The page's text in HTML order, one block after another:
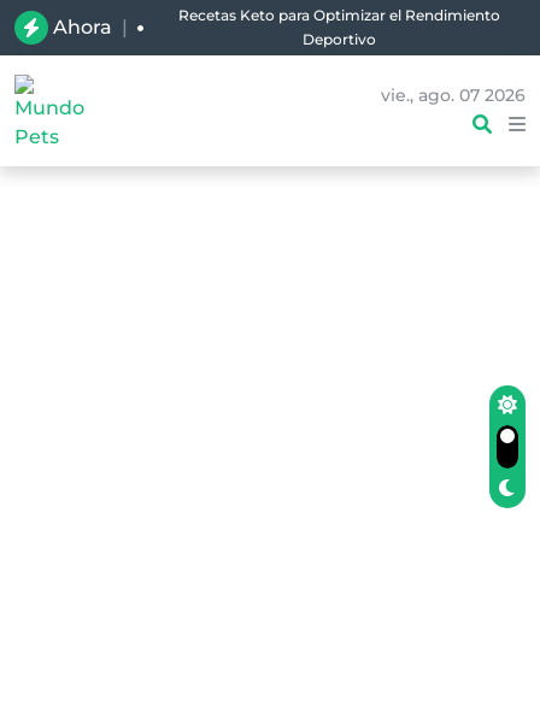
Ahora |
Recetas Keto para Optimizar el Rendimiento
Deportivo
vie., ago. 07 2026